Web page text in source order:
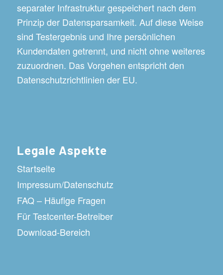
separater Infrastruktur gespeichert nach dem
Prinzip der Datensparsamkeit. Auf diese Weise
sind Testergebnis und Ihre persönlichen
Kundendaten getrennt, und nicht ohne weiteres
zuzuordnen. Das Vorgehen entspricht den
Datenschutzrichtlinien der EU.
Legale Aspekte
Startseite
Impressum/Datenschutz
FAQ – Häufige Fragen
Für Testcenter-Betreiber
Download-Bereich